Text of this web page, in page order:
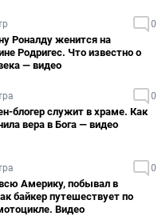
0
Роналду женится на
Родригес. Что известно о
— видео
0
блогер служит в храме. Как
вера в Бога — видео
0
Америку, побывал в
байкер путешествует по
Видео